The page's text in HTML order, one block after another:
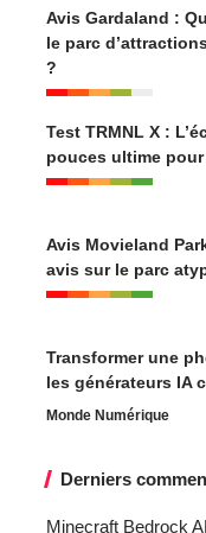
Avis Gardaland :
le parc
?
Test TRMNL X :
pouces ultime
Avis Movieland
avis sur le parc
Transformer une
les générateurs IA
Monde Numérique
Derniers
Minecraft Bedrock